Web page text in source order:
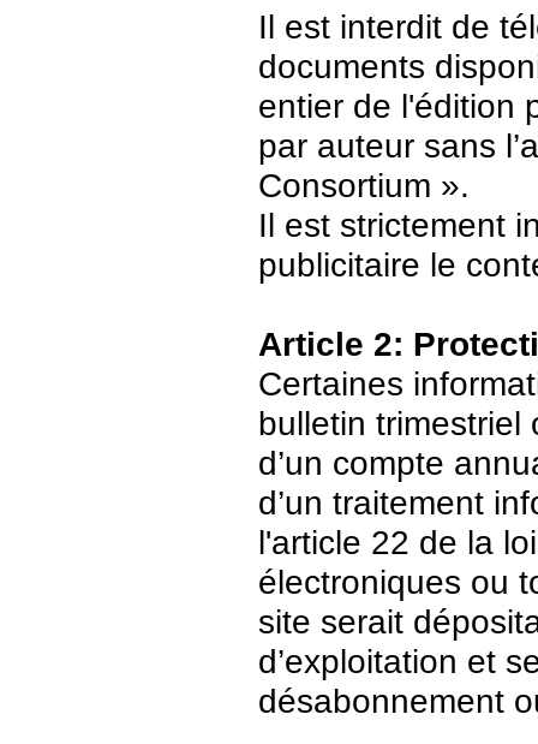
Il est interdit de
documents
entier de l'édition
par auteur sans
Consortium ».
Il est strictement
publicitaire le
Article 2:
Certaines
bulletin trimestriel
d’un compte
d’un traitement
l'article 22 de la
électroniques ou
site serait
d’exploitation et
désabonnement